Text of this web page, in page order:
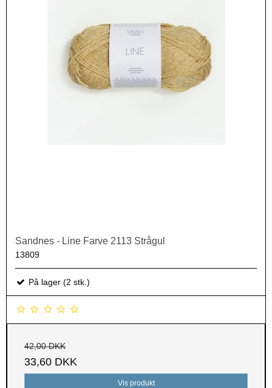
Sandnes - Line Farve 2113 Strågul
13809
På lager (2 stk.)
42,00 DKK
33,60 DKK
Vis produkt